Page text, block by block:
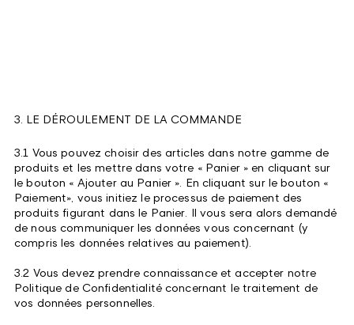
3. LE DÉROULEMENT DE LA COMMANDE
3.1 Vous pouvez choisir des articles dans notre gamme de
produits et les mettre dans votre « Panier » en cliquant sur
le bouton « Ajouter au Panier ». En cliquant sur le bouton «
Paiement», vous initiez le processus de paiement des
produits figurant dans le Panier. Il vous sera alors demandé
de nous communiquer les données vous concernant (y
compris les données relatives au paiement).
3.2 Vous devez prendre connaissance et accepter notre
Politique de Confidentialité concernant le traitement de
vos données personnelles.